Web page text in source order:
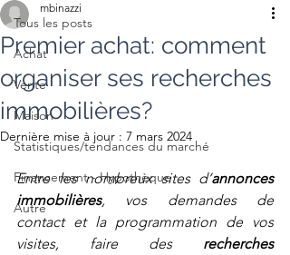
Tous les posts
Achat
Vente
Maison
Statistiques/tendances du marché
Financement - Hypothèque
Autre
Premier achat: comment
organiser ses recherches
immobilières?
mbinazzi
Dernière mise à jour : 7 mars 2024
Entre les nombreux sites d’annonces
immobilières, vos demandes de
contact et la programmation de vos
visites, faire des recherches